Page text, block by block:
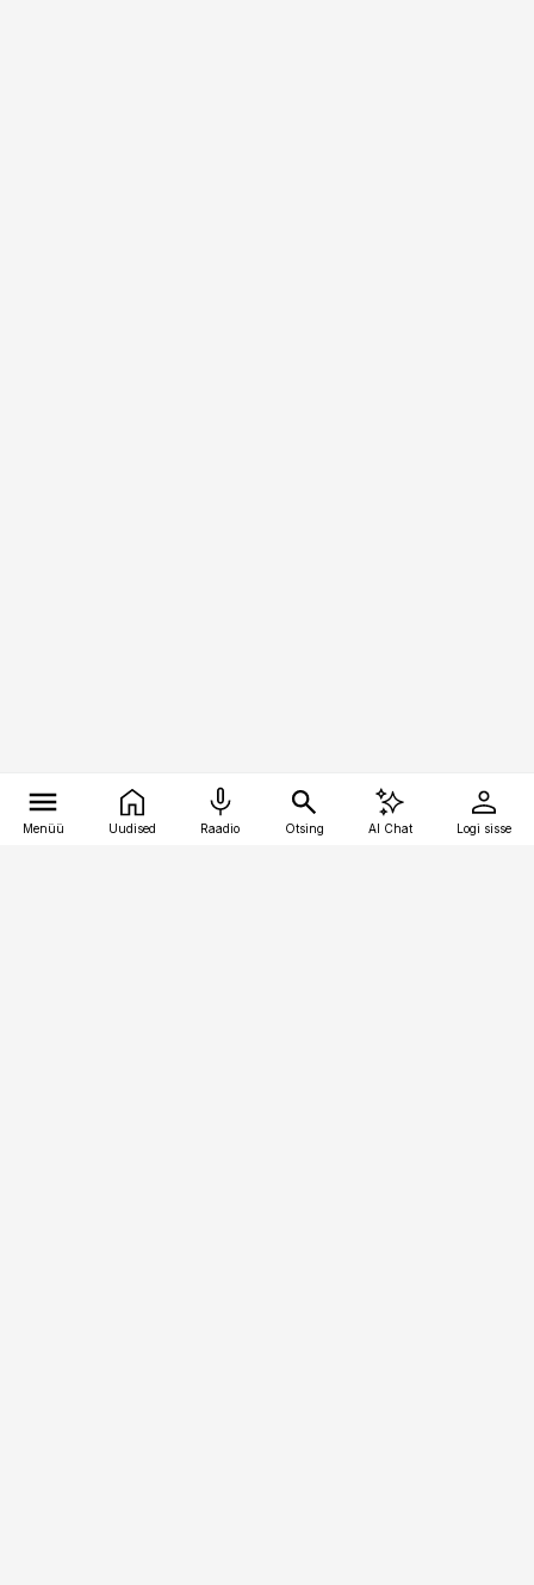
Menüü Uudised Raadio Otsing AI Chat Logi sisse